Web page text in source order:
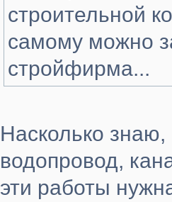
строительной
самому можно
стройфирма...
Насколько
водопровод,
эти работы